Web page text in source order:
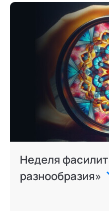
Неделя
разнообразия»